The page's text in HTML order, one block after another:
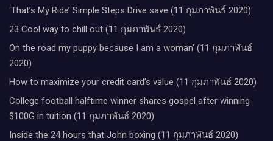
‘That’s My Ride’ Simple Steps Drive save (11 กุมภาพันธ์ 2020)
23 Cool way to chill out (11 กุมภาพันธ์ 2020)
On the road my puppy because I am a woman’ (11 กุมภาพันธ์
2020)
How to maximize your credit card’s value (11 กุมภาพันธ์ 2020)
College football halftime winner shares gospel after winning
$100G in tuition (11 กุมภาพันธ์ 2020)
Inside the 24 hours that John boxing (11 กุมภาพันธ์ 2020)